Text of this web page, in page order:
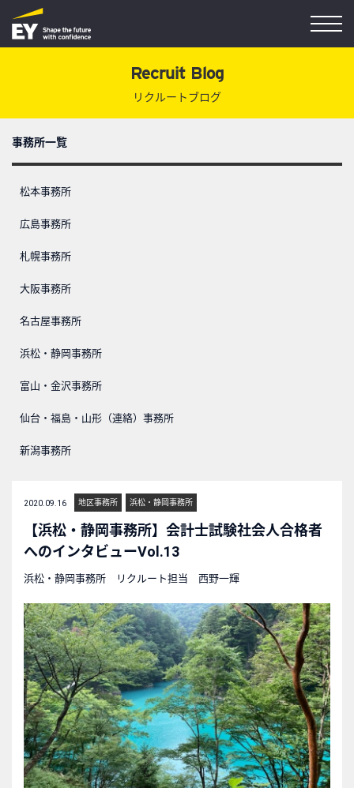
Recruit Blog
リクルートブログ
事務所一覧
松本事務所
広島事務所
札幌事務所
大阪事務所
名古屋事務所
浜松・静岡事務所
富山・金沢事務所
仙台・福島・山形（連絡）事務所
新潟事務所
2020.09.16 地区事務所 浜松・静岡事務所
【浜松・静岡事務所】会計士試験社会人合格者
へのインタビューVol.13
浜松・静岡事務所 リクルート担当 西野一輝